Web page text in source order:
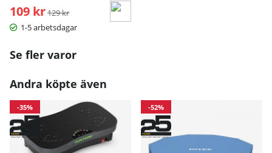
109 kr Ordinarie pris:
129 kr
1-5 arbetsdagar
Se fler varor
Andra köpte även
-35% -52%